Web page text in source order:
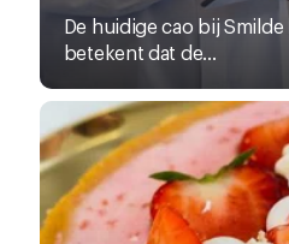
De huidige cao bij
betekent dat de...